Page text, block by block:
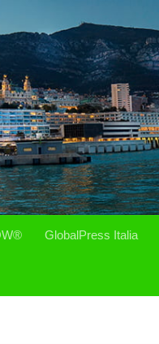
GlobalPress Italia